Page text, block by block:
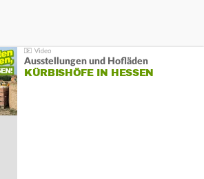
Ausstellungen und Hofläden
KÜRBISHÖFE IN HESSEN